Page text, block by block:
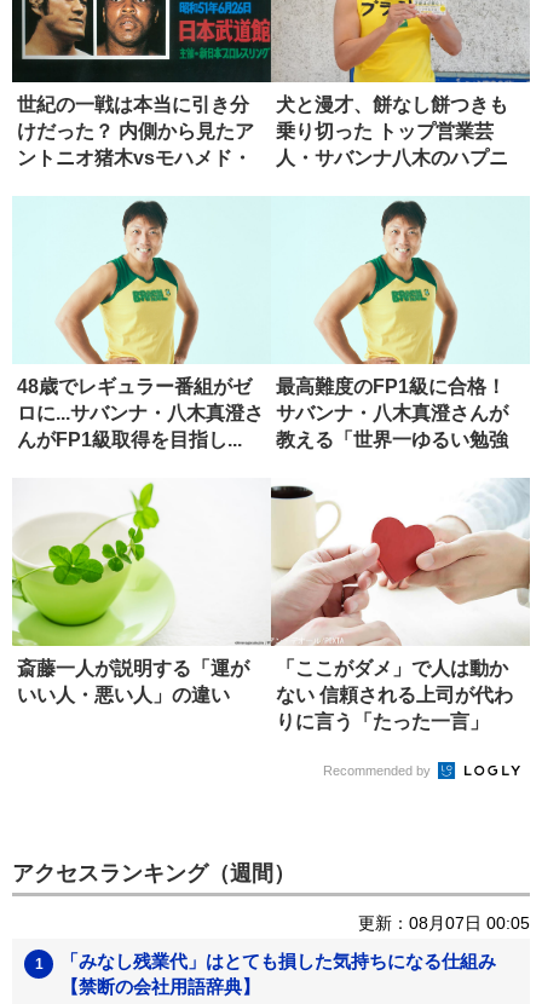
世紀の一戦は本当に引き分
けだった？ 内側から見たア
ントニオ猪木vsモハメド・
犬と漫才、餅なし餅つきも
乗り切った トップ営業芸
人・サバンナ八木のハプニ
48歳でレギュラー番組がゼ
ロに...サバンナ・八木真澄さ
んがFP1級取得を目指し...
最高難度のFP1級に合格！
サバンナ・八木真澄さんが
教える「世界一ゆるい勉強
斎藤一人が説明する「運が
いい人・悪い人」の違い
「ここがダメ」で人は動か
ない 信頼される上司が代わ
りに言う「たった一言」
Recommended by
アクセスランキング（週間）
更新：08月07日 00:05
「みなし残業代」はとても損した気持ちになる仕組み
【禁断の会社用語辞典】